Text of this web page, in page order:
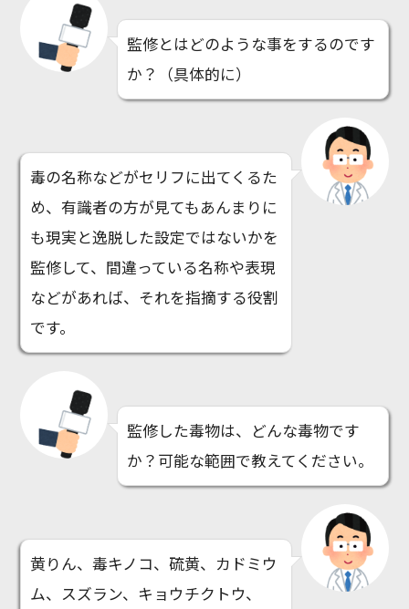
監修とはどのような事をするのです
か？（具体的に）
毒の名称などがセリフに出てくるた
め、有識者の方が見てもあんまりに
も現実と逸脱した設定ではないかを
監修して、間違っている名称や表現
などがあれば、それを指摘する役割
です。
監修した毒物は、どんな毒物です
か？可能な範囲で教えてください。
黄りん、毒キノコ、硫黄、カドミウ
ム、スズラン、キョウチクトウ、